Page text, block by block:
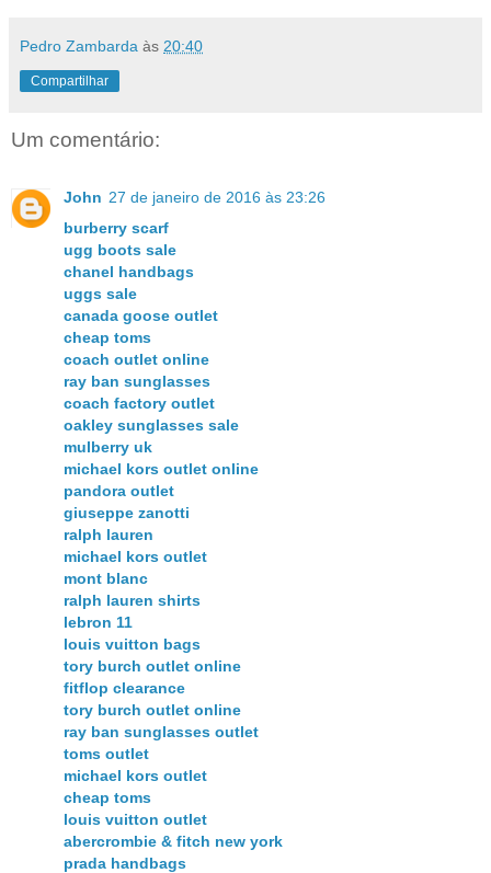
Pedro Zambarda às 20:40
Compartilhar
Um comentário:
John 27 de janeiro de 2016 às 23:26
burberry scarf
ugg boots sale
chanel handbags
uggs sale
canada goose outlet
cheap toms
coach outlet online
ray ban sunglasses
coach factory outlet
oakley sunglasses sale
mulberry uk
michael kors outlet online
pandora outlet
giuseppe zanotti
ralph lauren
michael kors outlet
mont blanc
ralph lauren shirts
lebron 11
louis vuitton bags
tory burch outlet online
fitflop clearance
tory burch outlet online
ray ban sunglasses outlet
toms outlet
michael kors outlet
cheap toms
louis vuitton outlet
abercrombie & fitch new york
prada handbags